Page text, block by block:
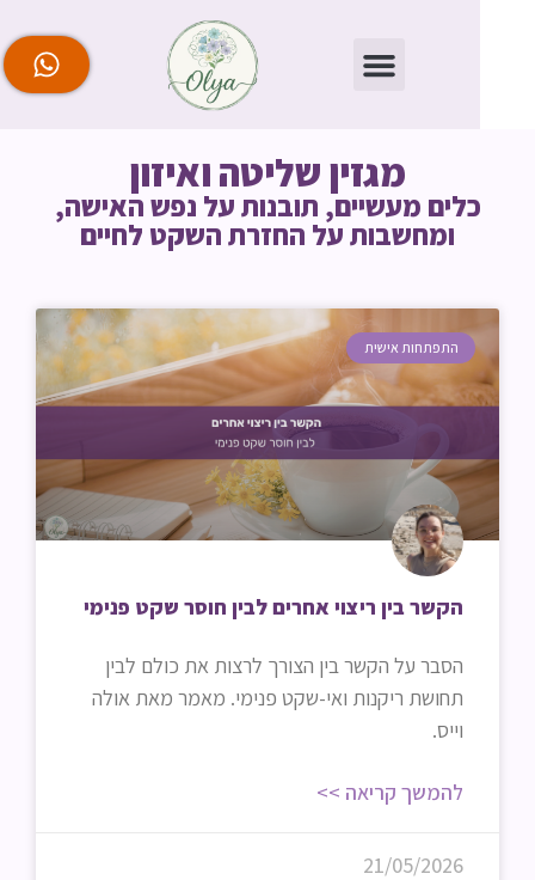
מגזין שליטה ואיזון
כלים מעשיים, תובנות על נפש האישה,
ומחשבות על החזרת השקט לחיים
התפתחות אישית
הקשר בין ריצוי אחרים לבין חוסר שקט פנימי
הסבר על הקשר בין הצורך לרצות את כולם לבין
תחושת ריקנות ואי-שקט פנימי. מאמר מאת אולה
להמשך קריאה >>
21/05/2026